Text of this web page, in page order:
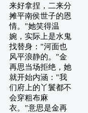
来好拿捏，二来分
摊平南侯世子的恩
情。"她笑得温
婉，实际上是水鬼
找替身："河面也
风平浪静的。"金
再思当场拒绝，她
就开始内涵："我
们府上的丫鬟都不
会穿粗布麻
衣。"意思是金再